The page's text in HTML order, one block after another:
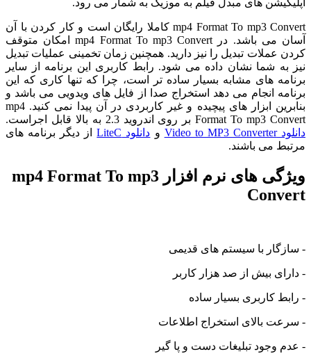
اپلیکیشن های مبدل فیلم به موزیک به شمار می رود.
mp4 Format To mp3 Convert کاملا رایگان است و کار کردن با آن
آسان می باشد. در mp4 Format To mp3 Convert امکان متوقف
کردن عملات تبدیل را نیز دارید. همچنین زمان تخمینی عملیات تبدیل
نیز به شما نشان داده می شود. رابط کاربری این برنامه از سایر
برنامه های مشابه بسیار ساده تر است، چرا که تنها کاری که این
برنامه انجام می دهد استخراج صدا از فایل های ویدویی می باشد و
بنابرین ابزار های پیچیده و غیر کاربردی در آن پیدا نمی کنید. mp4
Format To mp3 Convert بر روی اندروید 2.3 به بالا قابل اجراست.
دانلود Video to MP3 Converter
و دانلود LiteC
از دیگر برنامه های
مرتبط می باشند.
ویژگی های نرم افزار mp4 Format To mp3
Convert
- سازگار با سیستم های قدیمی
- دارای بیش از صد هزار کاربر
- رابط کاربری بسیار ساده
- سرعت بالای استخراج اطلاعات
- عدم وجود تبلیغات دست و پا گیر